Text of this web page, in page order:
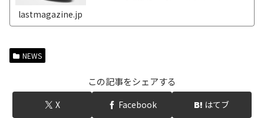
lastmagazine.jp
NEWS
この記事をシェアする
X Facebook はてブ